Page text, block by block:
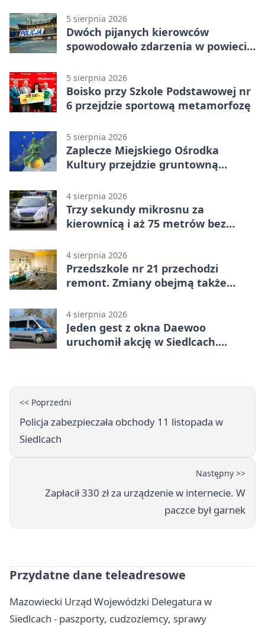
5 sierpnia 2026
Dwóch pijanych kierowców
spowodowało zdarzenia w powiecie
5 sierpnia 2026
Boisko przy Szkole Podstawowej nr
6 przejdzie sportową metamorfozę
5 sierpnia 2026
Zaplecze Miejskiego Ośrodka
Kultury przejdzie gruntowną
4 sierpnia 2026
Trzy sekundy mikrosnu za
kierownicą i aż 75 metrów bez
4 sierpnia 2026
Przedszkole nr 21 przechodzi
remont. Zmiany obejmą także
4 sierpnia 2026
Jeden gest z okna Daewoo
uruchomił akcję w Siedlcach.
<< Poprzedni
Policja zabezpieczała obchody 11 listopada w
Siedlcach
Następny >>
Zapłacił 330 zł za urządzenie w internecie. W
paczce był garnek
Przydatne dane teleadresowe
Mazowiecki Urząd Wojewódzki Delegatura w
Siedlcach - paszporty, cudzoziemcy, sprawy